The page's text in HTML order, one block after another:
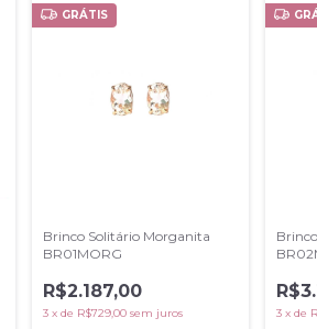
GRÁTIS
Brinco Solitário Morganita
BR01MORG
R$2.187,00
3 xde R$729,00 sem juros 3 x de